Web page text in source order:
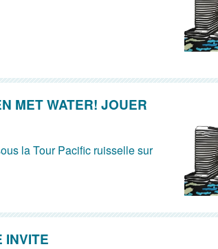
MET WATER! JOUER
la Tour Pacific ruisselle sur
INVITE